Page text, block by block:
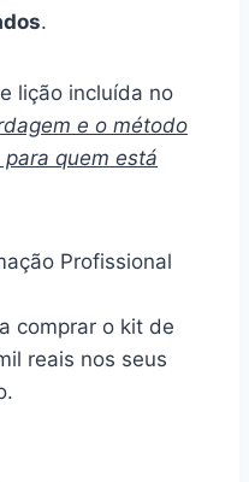
.
lição incluída no
e o método
quem está
Profissional
comprar o kit de
reais nos seus